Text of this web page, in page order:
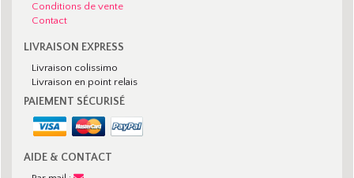
Conditions de vente
Contact
LIVRAISON EXPRESS
Livraison colissimo
Livraison en point relais
PAIEMENT SÉCURISÉ
AIDE & CONTACT